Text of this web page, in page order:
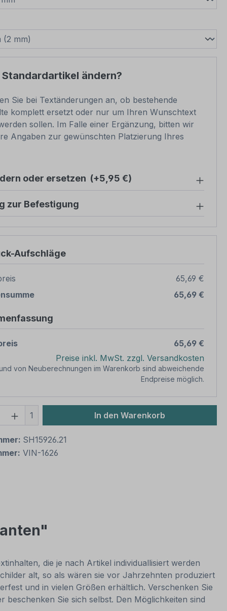
Standardartikel ändern?
Sie bei Textänderungen an, ob bestehende
komplett ersetzt oder nur um Ihren Wunschtext
sollen. Im Falle einer Ergänzung, bitten wir
Angaben zur gewünschten Platzierung Ihres
oder ersetzen (+5,95 €)
zur Befestigung
Aufschläge
65,69 €
65,69 €
65,69 €
Preise inkl. MwSt. zzgl. Versandkosten
von Neuberechnungen im Warenkorb sind abweichende
Endpreise möglich.
Anzahl: Gib den gewünschten Wert
1 In den Warenkorb
SH15926.21
VIN-1626
die je nach Artikel individuallisiert werden
alt, so als wären sie vor Jahrzehnten produziert
und in vielen Größen erhältlich. Verschenken Sie
Sie sich selbst. Den Möglichkeiten sind